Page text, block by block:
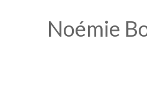
Noémie